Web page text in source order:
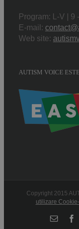
Program: L-V | 9
E-mail:
Web site:
AUTISM VOICE
Copyright 2015
utilizare
E-